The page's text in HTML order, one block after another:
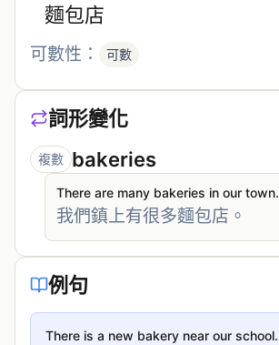
麵包店
可數性： 可數
詞形變化
複數 bakeries
There are many bakeries in our town.
我們鎮上有很多麵包店。
例句
There is a new bakery near our school.